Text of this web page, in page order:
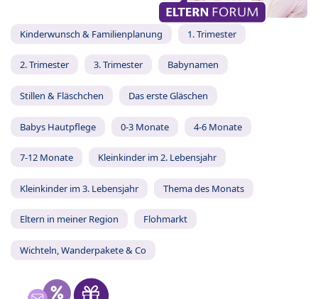
Kinderwunsch & Familienplanung 1. Trimester
2. Trimester 3. Trimester Babynamen
Stillen & Fläschchen Das erste Gläschen
Babys Hautpflege 0-3 Monate 4-6 Monate
7-12 Monate Kleinkinder im 2. Lebensjahr
Kleinkinder im 3. Lebensjahr Thema des Monats
Eltern in meiner Region Flohmarkt
Wichteln, Wanderpakete & Co